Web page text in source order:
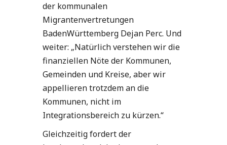
der kommunalen
Migrantenvertretungen
BadenWürttemberg Dejan Perc. Und
weiter: „Natürlich verstehen wir die
finanziellen Nöte der Kommunen,
Gemeinden und Kreise, aber wir
appellieren trotzdem an die
Kommunen, nicht im
Integrationsbereich zu kürzen.“
Gleichzeitig fordert der